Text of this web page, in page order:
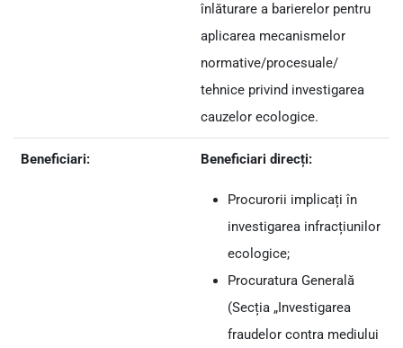
înlăturare a barierelor pentru
aplicarea mecanismelor
normative/procesuale/
tehnice privind investigarea
cauzelor ecologice.
Beneficiari: Beneficiari direcți:
Procurorii implicați în
investigarea infracțiunilor
ecologice;
Procuratura Generală
(Secția „Investigarea
fraudelor contra mediului